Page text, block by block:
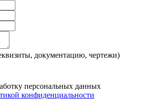
документацию, чертежи)
персональных данных
конфиденциальности